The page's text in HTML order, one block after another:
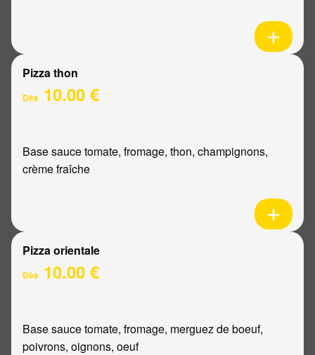
Pizza thon
Dès 10.00 €
Base sauce tomate, fromage, thon, champignons,
crème fraîche
Pizza orientale
Dès 10.00 €
Base sauce tomate, fromage, merguez de boeuf,
poivrons, oignons, oeuf